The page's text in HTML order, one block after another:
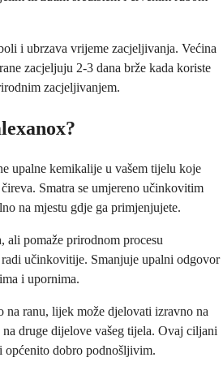
i ubrzava vrijeme zacjeljivanja. Većina
zacjeljuju 2-3 dana brže kada koriste
zacjeljivanjem.
upalne kemikalije u vašem tijelu koje
Smatra se umjereno učinkovitim
na mjestu gdje ga primjenjujete.
pomaže prirodnom procesu
učinkovitije. Smanjuje upalni odgovor
i upornima.
na ranu, lijek može djelovati izravno na
druge dijelove vašeg tijela. Ovaj ciljani
dobro podnošljivim.